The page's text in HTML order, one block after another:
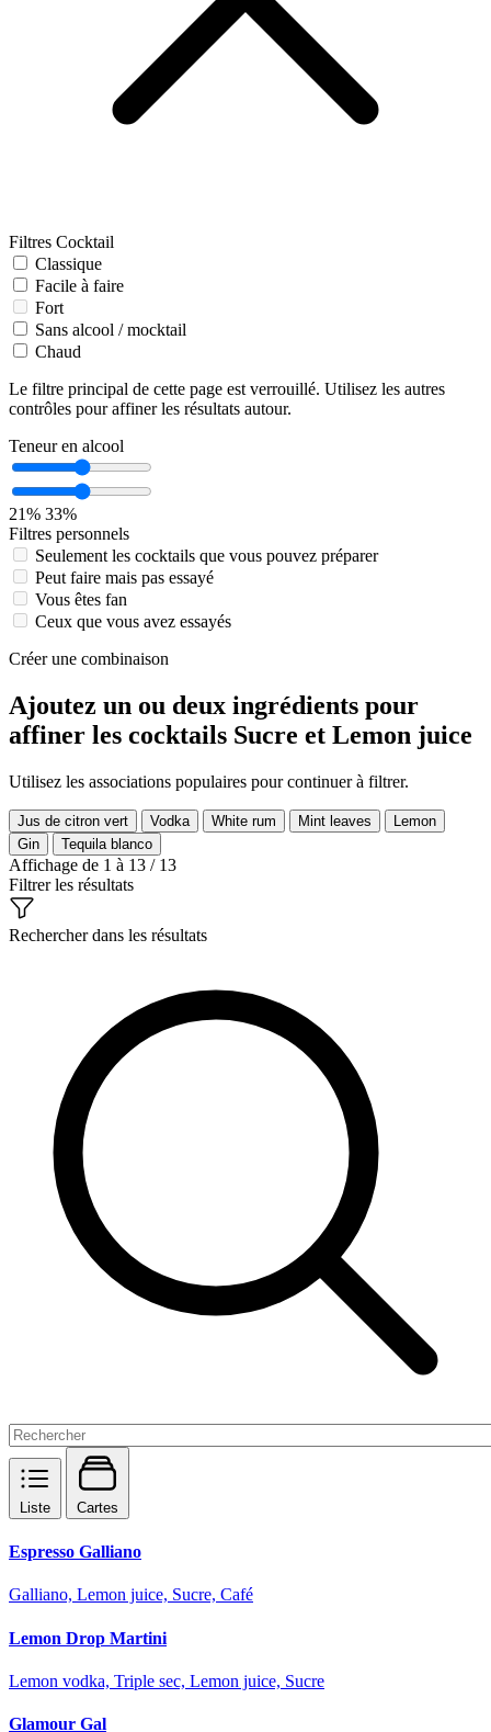
Filtres Cocktail
Classique
Facile à faire
Fort
Sans alcool / mocktail
Chaud
Le filtre principal de cette page est verrouillé. Utilisez les autres
contrôles pour affiner les résultats autour.
Teneur en alcool
21% 33%
Filtres personnels
Seulement les cocktails que vous pouvez préparer
Peut faire mais pas essayé
Vous êtes fan
Ceux que vous avez essayés
Créer une combinaison
Ajoutez un ou deux ingrédients pour
affiner les cocktails Sucre et Lemon juice
Utilisez les associations populaires pour continuer à filtrer.
Jus de citron vert Vodka White rum Mint leaves
Lemon
Gin
Tequila blanco
Affichage de 1 à 13 / 13
Filtrer les résultats
Rechercher dans les résultats
Liste Cartes
Espresso Galliano
Galliano, Lemon juice, Sucre, Café
Lemon Drop Martini
Lemon vodka, Triple sec, Lemon juice, Sucre
Glamour Gal